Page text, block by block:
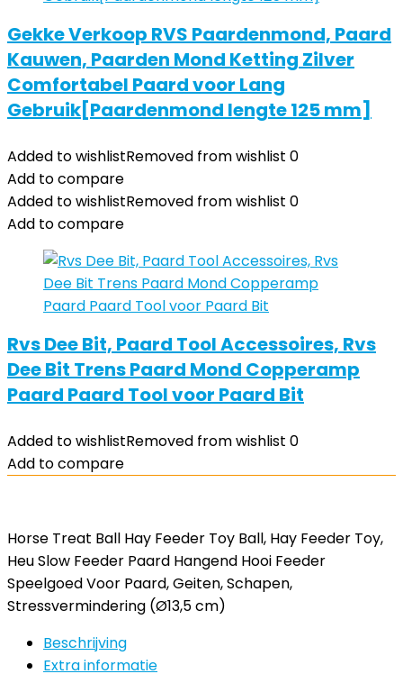
Gekke Verkoop RVS Paardenmond, Paard
Kauwen, Paarden Mond Ketting Zilver
Comfortabel Paard voor Lang
Gebruik[Paardenmond lengte 125 mm]
Added to wishlistRemoved from wishlist 0
Add to compare
Added to wishlistRemoved from wishlist 0
Add to compare
Rvs Dee Bit, Paard Tool Accessoires, Rvs
Dee Bit Trens Paard Mond Copperamp
Paard Paard Tool voor Paard Bit
Added to wishlistRemoved from wishlist 0
Add to compare
Horse Treat Ball Hay Feeder Toy Ball, Hay Feeder Toy,
Heu Slow Feeder Paard Hangend Hooi Feeder
Speelgoed Voor Paard, Geiten, Schapen,
Stressvermindering (Ø13,5 cm)
Beschrijving
Extra informatie